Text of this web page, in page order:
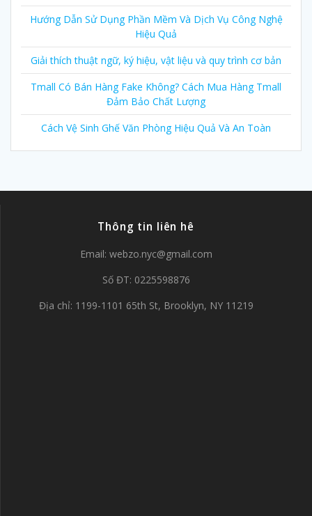
Hướng Dẫn Sử Dụng Phần Mềm Và Dịch Vụ Công Nghệ
Hiệu Quả
Giải thích thuật ngữ, ký hiệu, vật liệu và quy trình cơ bản
Tmall Có Bán Hàng Fake Không? Cách Mua Hàng Tmall
Đảm Bảo Chất Lượng
Cách Vệ Sinh Ghế Văn Phòng Hiệu Quả Và An Toàn
Thông tin liên hê
Email: webzo.nyc@gmail.com
Số ĐT: 0225598876
Địa chỉ: 1199-1101 65th St, Brooklyn, NY 11219